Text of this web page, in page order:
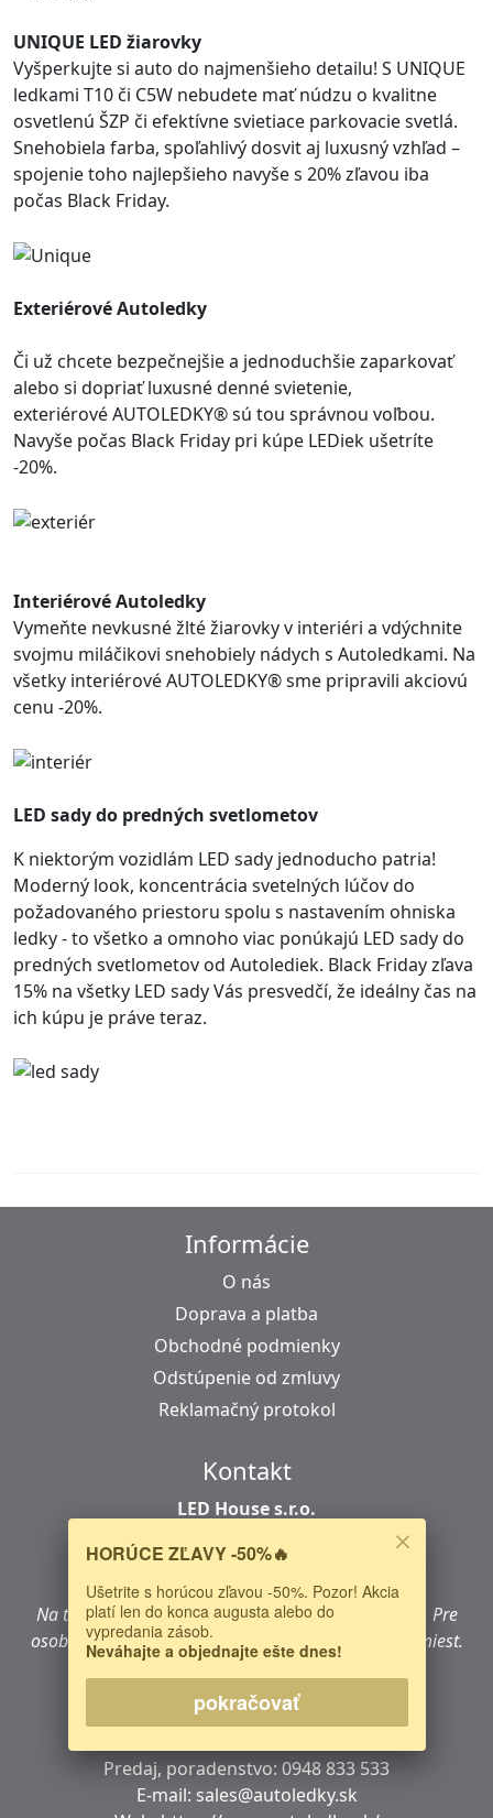
UNIQUE LED žiarovky
Vyšperkujte si auto do najmenšieho detailu! S UNIQUE
ledkami T10 či C5W nebudete mať núdzu o kvalitne
osvetlenú ŠZP či efektívne svietiace parkovacie svetlá.
Snehobiela farba, spoľahlivý dosvit aj luxusný vzhľad –
spojenie toho najlepšieho navyše s 20% zľavou iba
počas Black Friday.
Exteriérové Autoledky
Či už chcete bezpečnejšie a jednoduchšie zaparkovať
alebo si dopriať luxusné denné svietenie,
exteriérové AUTOLEDKY® sú tou správnou voľbou.
Navyše počas Black Friday pri kúpe LEDiek ušetríte
-20%.
Interiérové Autoledky
Vymeňte nevkusné žlté žiarovky v interiéri a vdýchnite
svojmu miláčikovi snehobiely nádych s Autoledkami. Na
všetky interiérové AUTOLEDKY® sme pripravili akciovú
cenu -20%.
LED sady do predných svetlometov
K niektorým vozidlám LED sady jednoducho patria!
Moderný look, koncentrácia svetelných lúčov do
požadovaného priestoru spolu s nastavením ohniska
ledky - to všetko a omnoho viac ponúkajú LED sady do
predných svetlometov od Autolediek. Black Friday zľava
15% na všetky LED sady Vás presvedčí, že ideálny čas na
ich kúpu je práve teraz.
Informácie
O nás
Doprava a platba
Obchodné podmienky
Odstúpenie od zmluvy
Reklamačný protokol
Kontakt
LED House s.r.o.
040 18 Košice
Slovensko
Na tejto adrese sanenachádzakamenná predajňa. Pre
osobný nákup navštívte jedno z našich predajných miest.
IČO: 47724722
DIČ:2024068376
IČ DPH:SK2024068376
Predaj, poradenstvo: 0948 833 533
E-mail: sales@autoledky.sk
HORÚCE ZĽAVY -50%🔥
Ušetrite s horúcou zľavou -50%. Pozor! Akcia
platí len do konca augusta alebo do
vypredania zásob.
Neváhajte a objednajte ešte dnes!
pokračovať